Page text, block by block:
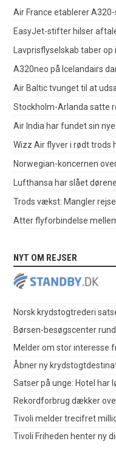
Air France etablerer
EasyJet-stifter hilser
Lavprisflyselskab taber
A320neo på Icelandairs
Air Baltic tvunget til at
Stockholm-Arlanda satte
Air India har fundet sin
Wizz Air flyver i rødt trods
Norwegian-koncernen
Lufthansa har slået
Trods vækst: Mangler
Atter flyforbindelse
NYT OM REJSER
Norsk krydstogtrederi
Børsen-besøgscenter
Melder om stor interesse
Åbner ny
Satser på unge: Hotel har
Rekordforbrug dækker
Tivoli melder trecifret
Tivoli Friheden henter ny